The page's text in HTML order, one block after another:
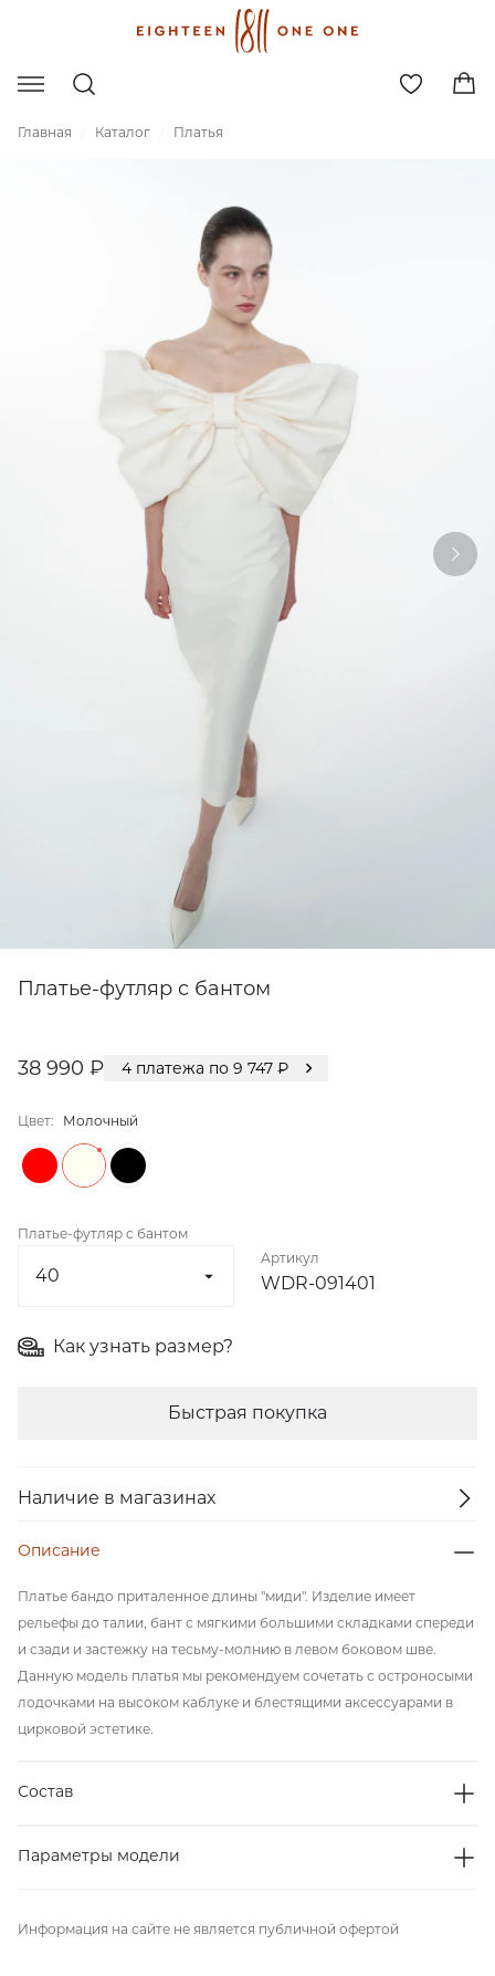
Главная Каталог Платья
Платье-футляр c бантом
38 990 ₽ 4 платежа по 9 747 ₽
Цвет: Молочный
Платье-футляр c бантом
Артикул
WDR-091401
Как узнать размер?
Быстрая покупка
Наличие в магазинах
Описание
Платье бандо приталенное длины "миди". Изделие имеет
рельефы до талии, бант с мягкими большими складками спереди
и сзади и застежку на тесьму-молнию в левом боковом шве.
Данную модель платья мы рекомендуем сочетать с остроносыми
лодочками на высоком каблуке и блестящими аксессуарами в
цирковой эстетике.
Состав
Параметры модели
Информация на сайте не является публичной офертой